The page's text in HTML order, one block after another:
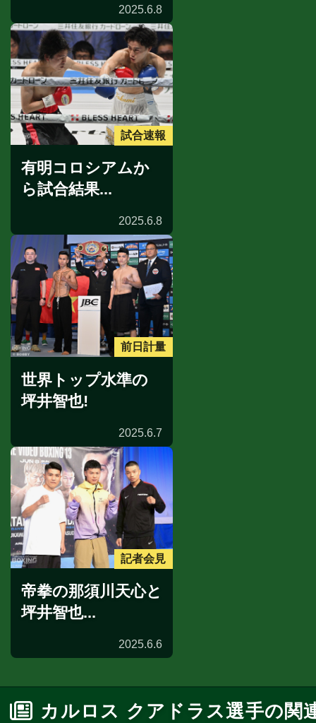
2025.6.8
試合速報
有明コロシアムか
ら試合結果...
2025.6.8
前日計量
世界トップ水準の
坪井智也!
2025.6.7
記者会見
帝拳の那須川天心と
坪井智也...
2025.6.6
カルロス クアドラス選手の関